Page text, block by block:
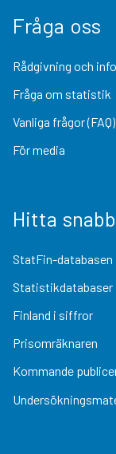
Fråga oss
Rådgivning och
Fråga om statistik
Vanliga frågor (FAQ)
För media
Hitta
StatFin-databasen
Statistikdatabaser
Finland i siffror
Prisomräknaren
Kommande